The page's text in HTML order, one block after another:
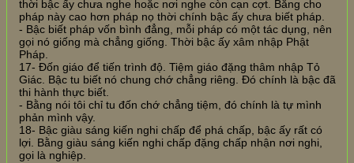
thời bậc ấy chưa nghe hoặc nơi nghe còn cạn cợt. Bằng cho
pháp này cao hơn pháp nọ thời chính bậc ấy chưa biết pháp.
- Bậc biết pháp vốn bình đẳng, mỗi pháp có một tác dụng, nên
gọi nó giống mà chẳng giống. Thời bậc ấy xâm nhập Phật
Pháp.
17- Đốn giáo để tiến trình độ. Tiệm giáo đặng thâm nhập Tỏ
Giác. Bậc tu biết nó chung chớ chẳng riêng. Đó chính là bậc đã
thi hành thực biết.
- Bằng nói tôi chỉ tu đốn chớ chẳng tiệm, đó chính là tự mình
phản mình vậy.
18- Bậc giàu sáng kiến nghi chấp để phá chấp, bậc ấy rất có
lợi. Bằng giàu sáng kiến nghi chấp đặng chấp nhận nơi nghi,
gọi là nghiệp.